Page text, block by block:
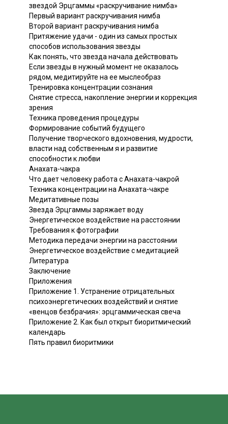
звездой Эрцгаммы «раскручивание нимба»
Первый вариант раскручивания нимба
Второй вариант раскручивания нимба
Притяжение удачи - один из самых простых
способов использования звезды
Как понять, что звезда начала действовать
Если звезды в нужный момент не оказалось
рядом, медитируйте на ее мыслеобраз
Тренировка концентрации сознания
Снятие стресса, накопление энергии и коррекция
зрения
Техника проведения процедуры
Формирование событий будущего
Получение творческого вдохновения, мудрости,
власти над собственным я и развитие
способности к любви
Анахата-чакра
Что дает человеку работа с Анахата-чакрой
Техника концентрации на Анахата-чакре
Медитативные позы
Звезда Эрцгаммы заряжает воду
Энергетическое воздействие на расстоянии
Требования к фотографии
Методика передачи энергии на расстоянии
Энергетическое воздействие с медитацией
Литература
Заключение
Приложения
Приложение 1. Устранение отрицательных
психоэнергетических воздействий и снятие
«венцов безбрачия»: эрцгаммическая свеча
Приложение 2. Как был открыт биоритмический
календарь
Пять правил биоритмики